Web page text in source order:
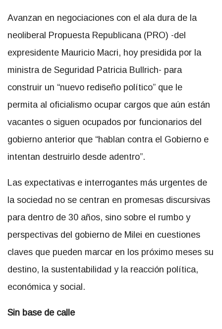
Avanzan en negociaciones con el ala dura de la
neoliberal Propuesta Republicana (PRO) -del
expresidente Mauricio Macri, hoy presidida por la
ministra de Seguridad Patricia Bullrich- para
construir un “nuevo rediseño político” que le
permita al oficialismo ocupar cargos que aún están
vacantes o siguen ocupados por funcionarios del
gobierno anterior que “hablan contra el Gobierno e
intentan destruirlo desde adentro”.
Las expectativas e interrogantes más urgentes de
la sociedad no se centran en promesas discursivas
para dentro de 30 años, sino sobre el rumbo y
perspectivas del gobierno de Milei en cuestiones
claves que pueden marcar en los próximo meses su
destino, la sustentabilidad y la reacción política,
económica y social.
Sin base de calle